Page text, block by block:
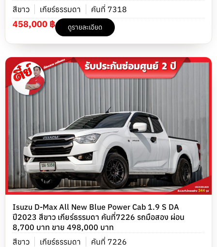
สีขาว
เกียร์ธรรมดา คันที่ 7318
458,000 ฿ ดูรายละเอียด
Isuzu D-Max All New Blue Power Cab 1.9 S DA
ปี2023 สีขาว เกียร์ธรรมดา คันที่7226 รถมือสอง ผ่อน
8,700 บาท ขาย 498,000 บาท
สีขาว
เกียร์ธรรมดา คันที่ 7226